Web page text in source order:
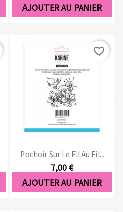
AJOUTER AU PANIER
Pochoir Sur Le Fil Au Fil...
7,00 €
AJOUTER AU PANIER
favorite_border